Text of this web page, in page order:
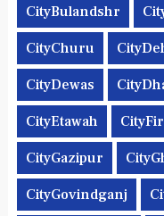
CityBulandshr
CityChuru
CityDewas
CityEtawah
CityGazipur
CityGovindganj